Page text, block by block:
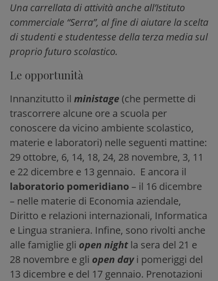
Una carrellata di attività anche all’Istituto
commerciale “Serra”, al fine di aiutare la scelta
di studenti e studentesse della terza media sul
proprio futuro scolastico.
Le opportunità
Innanzitutto il ministage (che permette di
trascorrere alcune ore a scuola per
conoscere da vicino ambiente scolastico,
materie e laboratori) nelle seguenti mattine:
29 ottobre, 6, 14, 18, 24, 28 novembre, 3, 11
e 22 dicembre e 13 gennaio. E ancora il
laboratorio pomeridiano – il 16 dicembre
– nelle materie di Economia aziendale,
Diritto e relazioni internazionali, Informatica
e Lingua straniera. Infine, sono rivolti anche
alle famiglie gli open nightla sera del 21 e
28 novembre e gli open dayi pomeriggi del
13 dicembre e del 17 gennaio. Prenotazioni